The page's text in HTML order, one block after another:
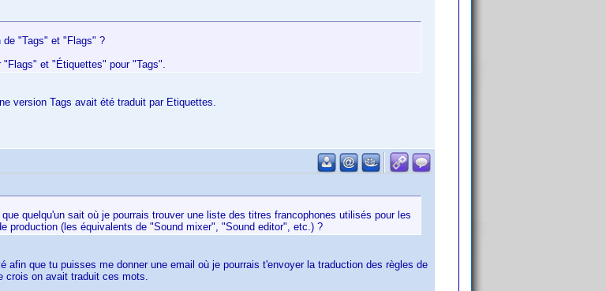
de "Tags" et "Flags" ?
et "Étiquettes" pour "Tags".
version Tags avait été traduit par Etiquettes.
quelqu'un sait où je pourrais trouver une liste des titres francophones utilisés pour les
production (les équivalents de "Sound mixer", "Sound editor", etc.) ?
afin que tu puisses me donner une email où je pourrais t'envoyer la traduction des règles de
crois on avait traduit ces mots.